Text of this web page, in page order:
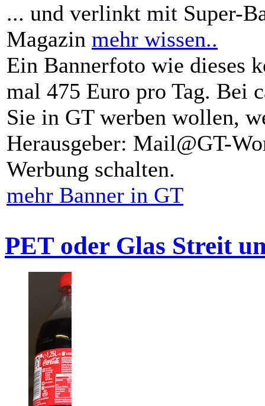
... und verlinkt mit Super-
Magazin mehr wissen..
Ein Bannerfoto wie dieses
mal 475 Euro pro Tag. Bei
Sie in GT werben wollen,
Herausgeber: Mail@GT-
Werbung schalten.
mehr Banner in GT
PET oder Glas Streit